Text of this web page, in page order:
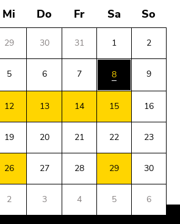
Mi Do Fr Sa So
29 30 31 1 2
5 6 7 8 9
12 13 14 15 16
19 20 21 22 23
26 27 28 29 30
2 3 4 5 6